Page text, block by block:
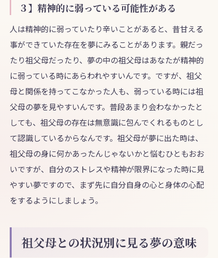
３】精神的に弱っている可能性がある
人は精神的に弱っていたり辛いことがあると、昔甘える
事ができていた存在を夢にみることがあります。親だっ
たり祖父母だったり、夢の中の祖父母はあなたが精神的
に弱っている時にあらわれやすいんです。ですが、祖父
母と関係を持ってこなかった人も、弱っている時には祖
父母の夢を見やすいんです。普段あまり会わなかったと
しても、祖父母の存在は無意識に包んでくれるものとし
て認識しているからなんです。祖父母が夢に出た時は、
祖父母の身に何かあったんじゃないかと悩むひともおお
いですが、自分のストレスや精神が限界になった時に見
やすい夢ですので、まず先に自分自身の心と身体の心配
をするようにしましょう。
祖父母との状況別に見る夢の意味